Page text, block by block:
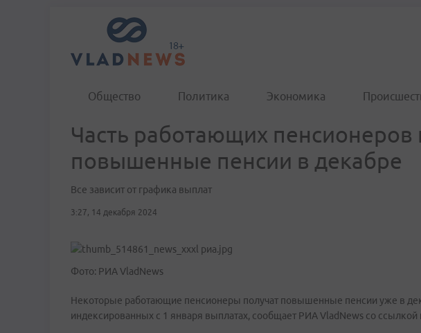
Общество Политика Экономика
Часть работающих пенсионеров
повышенные пенсии в декабре
Все зависит от графика выплат
3:27, 14 декабря 2024
Фото: РИА VladNews
Некоторые работающие пенсионеры получат повышенные пенсии уже в
индексированных с 1 января выплатах, сообщает РИА VladNews со ссылкой